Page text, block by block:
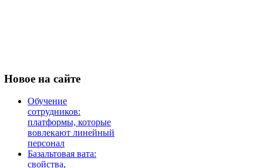
Новое на сайте
Обучение
сотрудников:
платформы, которые
вовлекают линейный
персонал
Базальтовая вата:
свойства,